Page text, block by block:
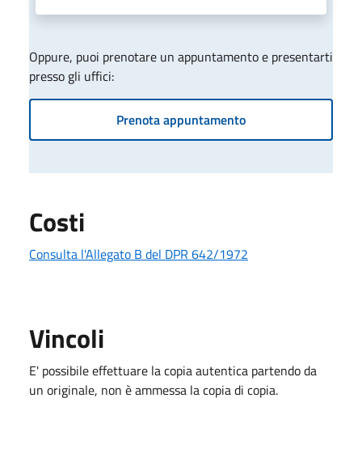
Oppure, puoi prenotare un appuntamento e presentarti
presso gli uffici:
Prenota appuntamento
Costi
Consulta l'Allegato B del DPR 642/1972
Vincoli
E' possibile effettuare la copia autentica partendo da
un originale, non è ammessa la copia di copia.